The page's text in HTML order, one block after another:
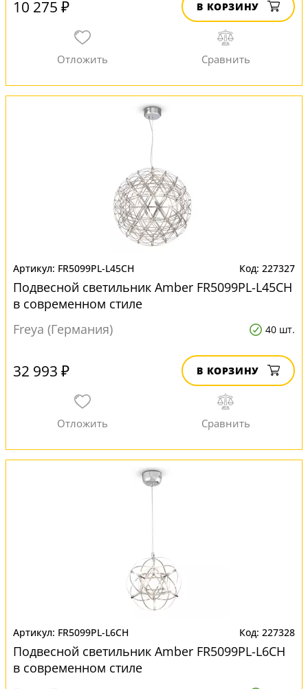
10 275 ₽ В КОРЗИНУ
FR5099PL-L45CH 227327
Подвесной светильник Amber FR5099PL-L45CH
в современном стиле
Freya (Германия)
40 шт.
32 993 ₽ В КОРЗИНУ
FR5099PL-L6CH 227328
Подвесной светильник Amber FR5099PL-L6CH
в современном стиле